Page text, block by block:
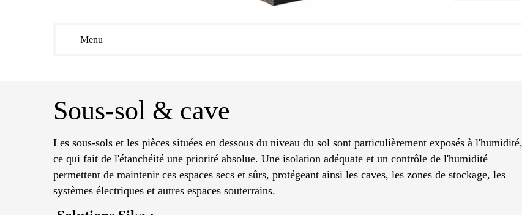
Menu
Sous-sol & cave
Les sous-sols et les pièces situées en dessous du niveau du sol sont particulièrement exposés à l'humidité,
ce qui fait de l'étanchéité une priorité absolue. Une isolation adéquate et un contrôle de l'humidité
permettent de maintenir ces espaces secs et sûrs, protégeant ainsi les caves, les zones de stockage, les
systèmes électriques et autres espaces souterrains.